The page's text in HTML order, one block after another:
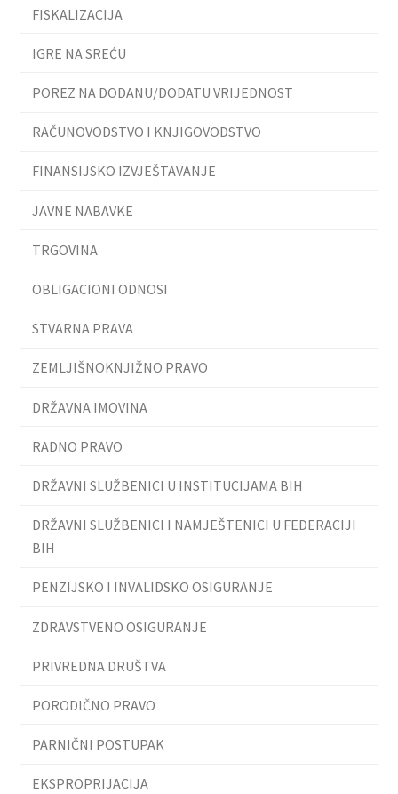
FISKALIZACIJA
IGRE NA SREĆU
POREZ NA DODANU/DODATU VRIJEDNOST
RAČUNOVODSTVO I KNJIGOVODSTVO
FINANSIJSKO IZVJEŠTAVANJE
JAVNE NABAVKE
TRGOVINA
OBLIGACIONI ODNOSI
STVARNA PRAVA
ZEMLJIŠNOKNJIŽNO PRAVO
DRŽAVNA IMOVINA
RADNO PRAVO
DRŽAVNI SLUŽBENICI U INSTITUCIJAMA BIH
DRŽAVNI SLUŽBENICI I NAMJEŠTENICI U FEDERACIJI
BIH
PENZIJSKO I INVALIDSKO OSIGURANJE
ZDRAVSTVENO OSIGURANJE
PRIVREDNA DRUŠTVA
PORODIČNO PRAVO
PARNIČNI POSTUPAK
EKSPROPRIJACIJA